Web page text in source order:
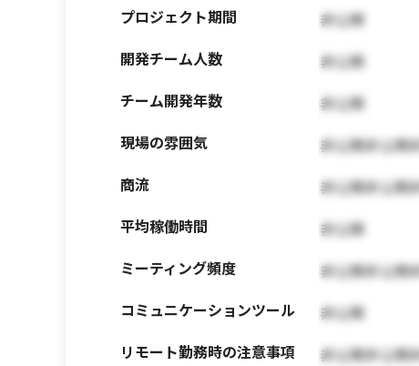
プロジェクト期間
非公開
開発チーム人数
非公開
チーム開発年数
非公開
現場の雰囲気
非公開非公開
商流
非公開非公開
平均稼働時間
非公開
ミーティング頻度
非公開非公開
コミュニケーションツール
非公開
リモート勤務時の注意事項
非公開非公開